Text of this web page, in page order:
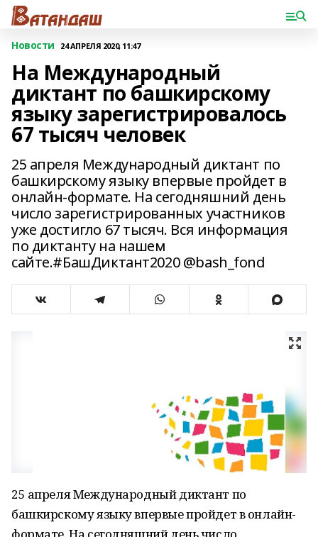
Новости 24 АПРЕЛЯ 2020, 11:47
На Международный
диктант по башкирскому
языку зарегистрировалось
67 тысяч человек
25 апреля Международный диктант по
башкирскому языку впервые пройдет в
онлайн-формате. На сегодняшний день
число зарегистрированных участников
уже достигло 67 тысяч. Вся информация
по диктанту на нашем
сайте.#БашДиктант2020 @bash_fond
25 апреля Международный диктант по
башкирскому языку впервые пройдет в онлайн-